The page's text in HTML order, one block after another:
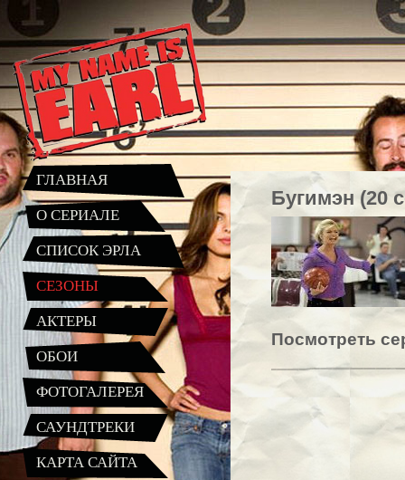
ГЛАВНАЯ
О СЕРИАЛЕ
СПИСОК ЭРЛА
СЕЗОНЫ
АКТЕРЫ
ОБОИ
ФОТОГАЛЕРЕЯ
САУНДТРЕКИ
КАРТА САЙТА
Бугимэн (20
Посмотреть